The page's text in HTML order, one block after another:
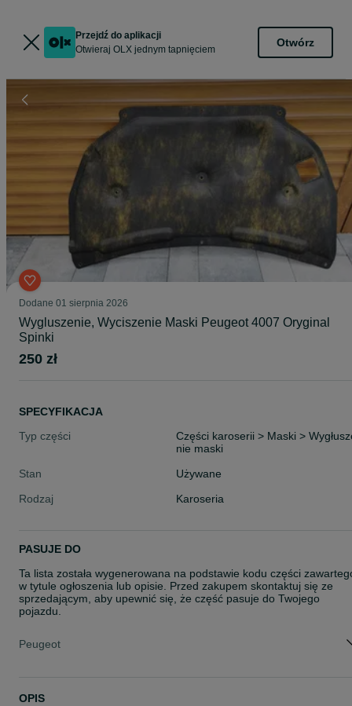
Przejdź do aplikacji
Otwieraj OLX jednym tapnięciem
Otwórz
Dodane 01 sierpnia 2026
Wygluszenie, Wyciszenie Maski Peugeot 4007 Oryginal
Spinki
250 zł
SPECYFIKACJA
Typ części
Części karoserii > Maski >
nie maski
Stan
Używane
Rodzaj
Karoseria
PASUJE DO
Ta lista została wygenerowana na podstawie kodu części
w tytule ogłoszenia lub opisie. Przed zakupem skontaktuj się ze
sprzedającym, aby upewnić się, że część pasuje do Twojego
pojazdu.
Peugeot
OPIS